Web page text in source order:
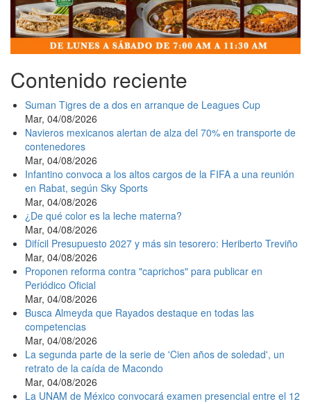
Contenido reciente
Suman Tigres de a dos en arranque de Leagues Cup
Mar, 04/08/2026
Navieros mexicanos alertan de alza del 70% en transporte de
contenedores
Mar, 04/08/2026
Infantino convoca a los altos cargos de la FIFA a una reunión
en Rabat, según Sky Sports
Mar, 04/08/2026
¿De qué color es la leche materna?
Mar, 04/08/2026
Difícil Presupuesto 2027 y más sin tesorero: Heriberto Treviño
Mar, 04/08/2026
Proponen reforma contra "caprichos" para publicar en
Periódico Oficial
Mar, 04/08/2026
Busca Almeyda que Rayados destaque en todas las
competencias
Mar, 04/08/2026
La segunda parte de la serie de 'Cien años de soledad', un
retrato de la caída de Macondo
Mar, 04/08/2026
La UNAM de México convocará examen presencial entre el 12